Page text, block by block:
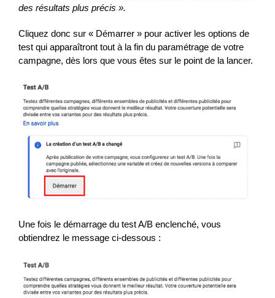
des résultats plus précis ».
Cliquez donc sur « Démarrer » pour activer les options de
test qui apparaîtront tout à la fin du paramétrage de votre
campagne, dès lors que vous êtes sur le point de la lancer.
Une fois le démarrage du test A/B enclenché, vous
obtiendrez le message ci-dessous :